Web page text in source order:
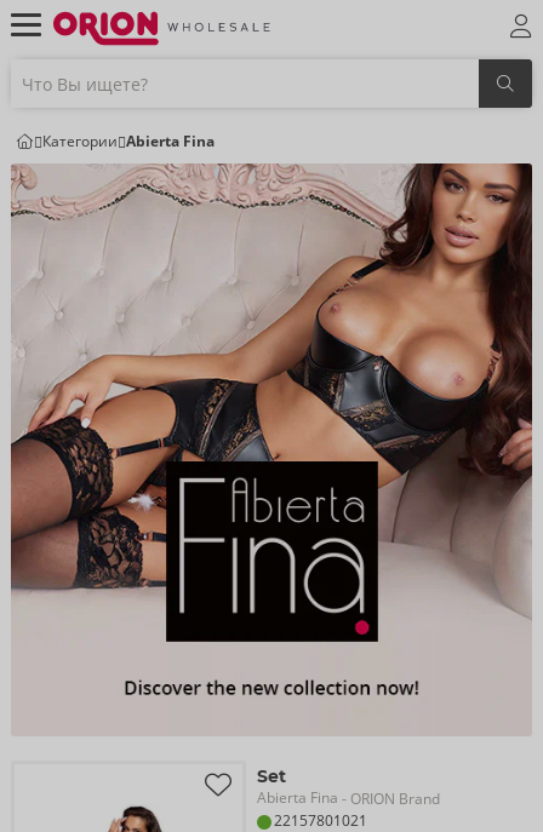
Категории Abierta Fina
Set
Abierta Fina - ORION Brand
22157801021